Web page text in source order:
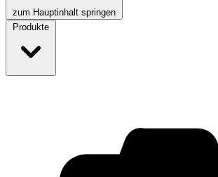
zum Hauptinhalt springen
Produkte